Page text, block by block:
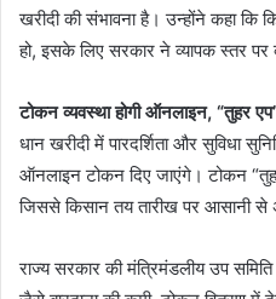
खरीदी की संभावना है। उन्होंने कहा कि
हो, इसके लिए सरकार ने व्यापक स्तर पर
टोकन व्यवस्था होगी ऑनलाइन, “तुहर
धान खरीदी में पारदर्शिता और सुविधा
ऑनलाइन टोकन दिए जाएंगे। टोकन
जिससे किसान तय तारीख पर आसानी
राज्य सरकार की मंत्रिमंडलीय उप